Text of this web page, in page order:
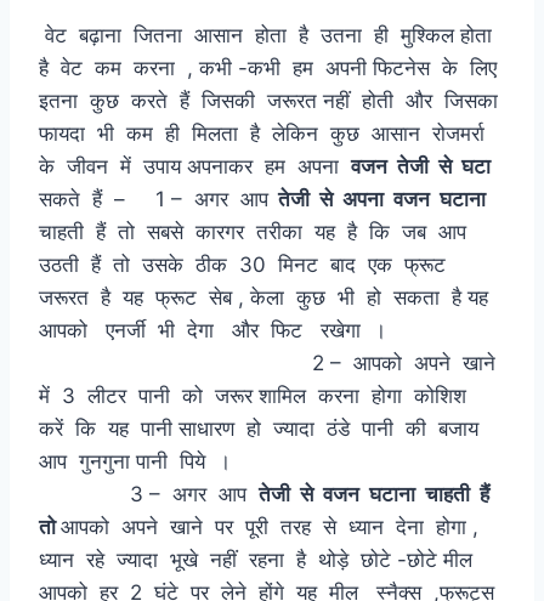
वेट बढ़ाना जितना आसान होता है उतना ही मुश्किल होता
है वेट कम करना , कभी -कभी हम अपनी फिटनेस के लिए
इतना कुछ करते हैं जिसकी जरूरत नहीं होती और जिसका
फायदा भी कम ही मिलता है लेकिन कुछ आसान रोजमर्रा
के जीवन में उपाय अपनाकर हम अपनावजन तेजी से घटा
सकते हैं – 1 – अगर आपतेजी से अपना वजन घटाना
चाहती हैं तो सबसे कारगर तरीका यह है कि जब आप
उठती हैं तो उसके ठीक 30 मिनट बाद एक फ्रूट
जरूरत है यह फ्रूट सेब , केला कुछ भी हो सकता है यह
आपको एनर्जी भी देगा और फिट रखेगा ।
2 – आपको अपने खाने
में 3 लीटर पानी को जरूर शामिल करना होगा कोशिश
करें कि यह पानी साधारण हो ज्यादा ठंडे पानी की बजाय
आप गुनगुना पानी पिये ।
3 – अगर आपतेजी से वजन घटाना चाहती हैं
तोआपको अपने खाने पर पूरी तरह से ध्यान देना होगा ,
ध्यान रहे ज्यादा भूखे नहीं रहना है थोड़े छोटे -छोटे मील
आपको हर 2 घंटे पर लेने होंगे यह मील स्नैक्स ,फ्रूट्स